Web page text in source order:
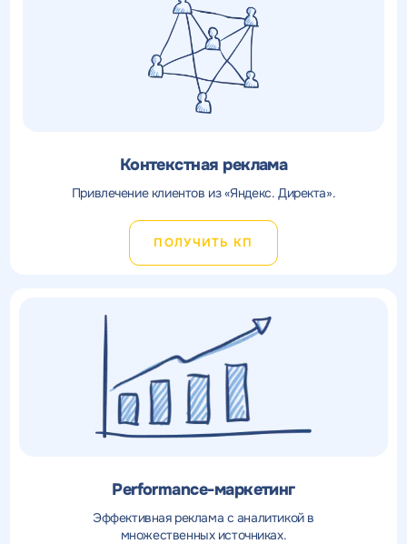
Контекстная реклама
Привлечение клиентов из «Яндекс. Директа».
ПОЛУЧИТЬ КП
Performance-маркетинг
Эффективная реклама с аналитикой в
множественных источниках.